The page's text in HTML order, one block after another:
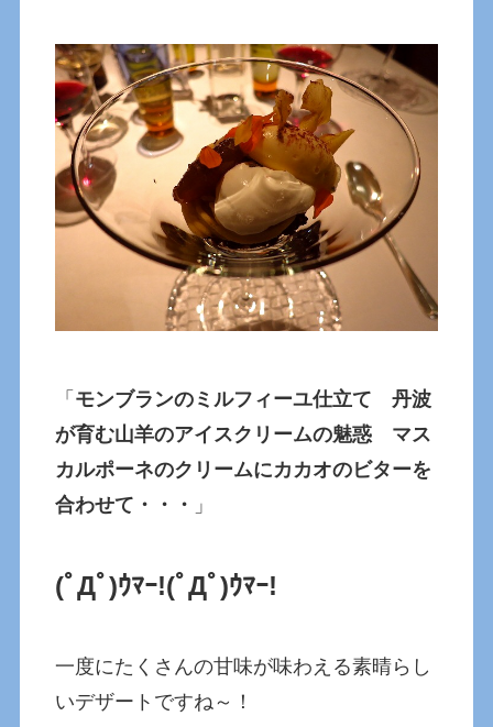
「 モンブランのミルフィーユ仕立て 丹波
が育む山羊のアイスクリームの魅惑 マス
カルポーネのクリームにカカオのビターを
合わせて・・・ 」
(ﾟДﾟ)ｳﾏｰ!(ﾟДﾟ)ｳﾏｰ!
一度にたくさんの甘味が味わえる素晴らし
いデザートですね～！